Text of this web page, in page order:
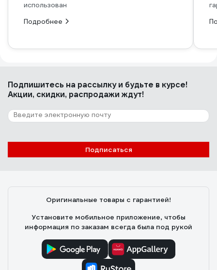
использован
Подробнее
Подпишитесь на рассылкуи будьте в курсе!
Акции, скидки, распродажи ждут!
Подписаться
Оригинальные товары с гарантией!
Установите мобильное приложение, чтобы
информация по заказам всегда была под рукой